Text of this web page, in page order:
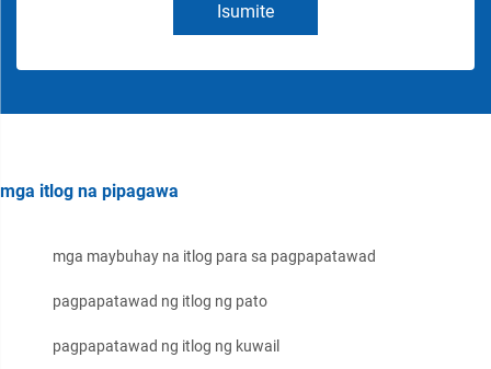
Isumite
mga itlog na pipagawa
mga maybuhay na itlog para sa pagpapatawad
pagpapatawad ng itlog ng pato
pagpapatawad ng itlog ng kuwail